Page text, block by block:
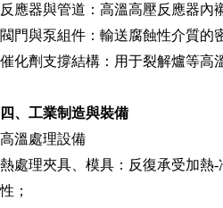
反應器與管道：高溫高壓反應器內
閥門與泵組件：輸送腐蝕性介質的
催化劑支撐結構：用于裂解爐等高
四、工業制造與裝備
高溫處理設備
熱處理夾具、模具：反復承受加熱
性；